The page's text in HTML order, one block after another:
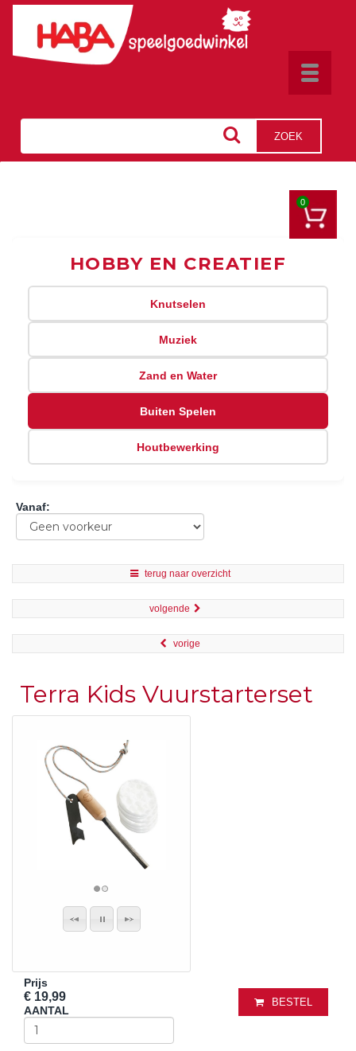
Toggle
ZOEK
0
HOBBY EN CREATIEF
Knutselen
Muziek
Zand en Water
Buiten Spelen
Houtbewerking
Vanaf:
terug naar overzicht
volgende
vorige
Terra Kids Vuurstarterset
Prijs
€ 19,99
AANTAL
BESTEL